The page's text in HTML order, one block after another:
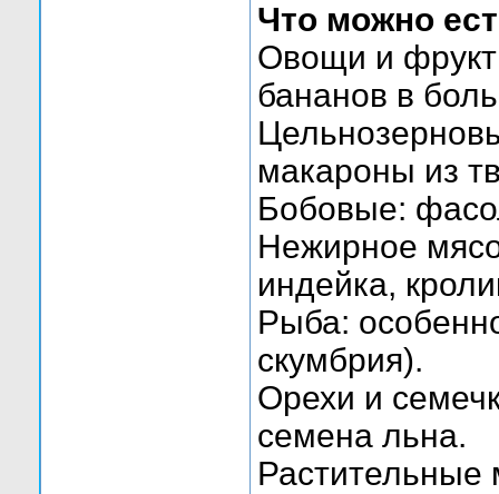
Что можно
Овощи и
бананов в
макароны из
Бобовые:
Нежирное
индейка,
Рыба:
скумбрия).
Орехи и
семена льна.
Растительные